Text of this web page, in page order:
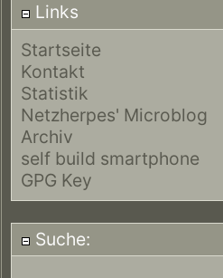
Links
Startseite
Kontakt
Statistik
Netzherpes' Microblog
Archiv
self build smartphone
GPG Key
Suche: